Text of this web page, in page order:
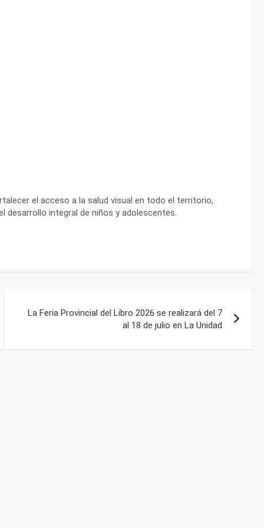
el acceso a la salud visual en todo el territorio,
desarrollo integral de niños y adolescentes.
La Feria Provincial del Libro 2026 se realizará del 7
al 18 de julio en La Unidad